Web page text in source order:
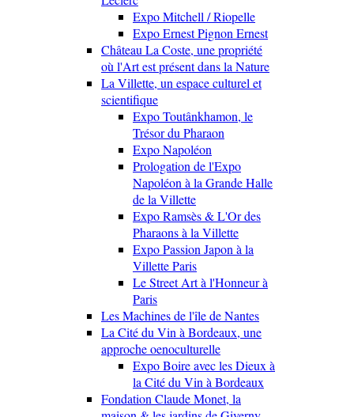
Expo Mitchell / Riopelle
Expo Ernest Pignon Ernest
Château La Coste, une propriété
où l'Art est présent dans la Nature
La Villette, un espace culturel et
scientifique
Expo Toutânkhamon, le
Trésor du Pharaon
Expo Napoléon
Prologation de l'Expo
Napoléon à la Grande Halle
de la Villette
Expo Ramsès & L'Or des
Pharaons à la Villette
Expo Passion Japon à la
Villette Paris
Le Street Art à l'Honneur à
Paris
Les Machines de l'île de Nantes
La Cité du Vin à Bordeaux, une
approche oenoculturelle
Expo Boire avec les Dieux à
la Cité du Vin à Bordeaux
Fondation Claude Monet, la